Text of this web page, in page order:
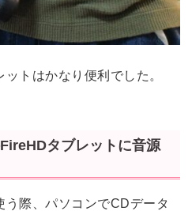
トはかなり便利でした。
タブレットに音源
う際、パソコンでCDデータ